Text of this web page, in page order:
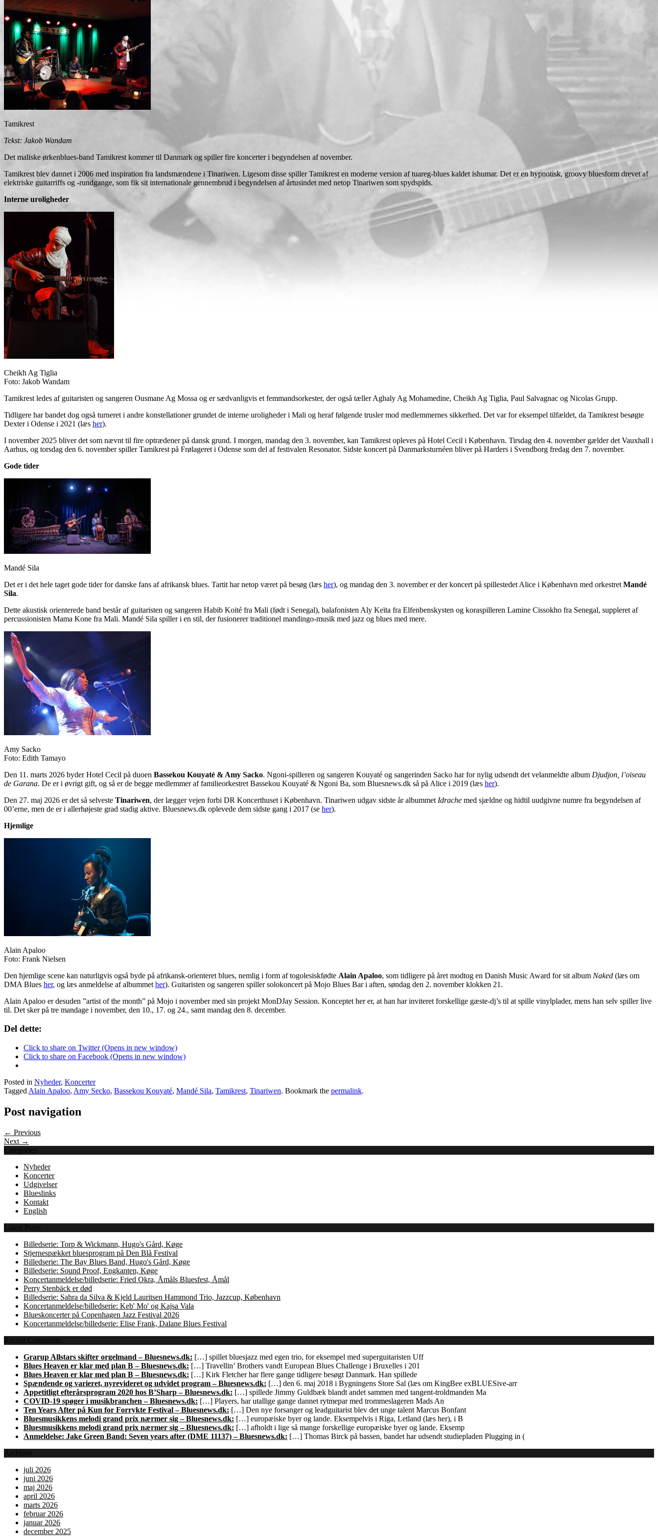
Tamikrest
Tekst: Jakob Wandam
Det maliske ørkenblues-band Tamikrest kommer til Danmark og spiller fire koncerter i begyndelsen af november.
Tamikrest blev dannet i 2006 med inspiration fra landsmændene i Tinariwen. Ligesom disse spiller Tamikrest en moderne version af tuareg-blues kaldet ishumar. Det er en hypnotisk, groovy bluesform drevet af
elektriske guitarriffs og -rundgange, som fik sit internationale gennembrud i begyndelsen af årtusindet med netop Tinariwen som spydspids.
Interne uroligheder
Cheikh Ag Tiglia
Foto: Jakob Wandam
Tamikrest ledes af guitaristen og sangeren Ousmane Ag Mossa og er sædvanligvis et femmandsorkester, der også tæller Aghaly Ag Mohamedine, Cheikh Ag Tiglia, Paul Salvagnac og Nicolas Grupp.
Tidligere har bandet dog også turneret i andre konstellationer grundet de interne uroligheder i Mali og heraf følgende trusler mod medlemmernes sikkerhed. Det var for eksempel tilfældet, da Tamikrest besøgte
Dexter i Odense i 2021 (læs her).
I november 2025 bliver det som nævnt til fire optrædener på dansk grund. I morgen, mandag den 3. november, kan Tamikrest opleves på Hotel Cecil i København. Tirsdag den 4. november gælder det Vauxhall i
Aarhus, og torsdag den 6. november spiller Tamikrest på Frølageret i Odense som del af festivalen Resonator. Sidste koncert på Danmarksturnéen bliver på Harders i Svendborg fredag den 7. november.
Gode tider
Mandé Sila
Det er i det hele taget gode tider for danske fans af afrikansk blues. Tartit har netop været på besøg (læs her), og mandag den 3. november er der koncert på spillestedet Alice i København med orkestret Mandé
Sila.
Dette akustisk orienterede band består af guitaristen og sangeren Habib Koité fra Mali (født i Senegal), balafonisten Aly Keïta fra Elfenbenskysten og koraspilleren Lamine Cissokho fra Senegal, suppleret af
percussionisten Mama Kone fra Mali. Mandé Sila spiller i en stil, der fusionerer traditionel mandingo-musik med jazz og blues med mere.
Amy Sacko
Foto: Edith Tamayo
Den 11. marts 2026 byder Hotel Cecil på duoen Bassekou Kouyaté & Amy Sacko. Ngoni-spilleren og sangeren Kouyaté og sangerinden Sacko har for nylig udsendt det velanmeldte album Djudjon, l’oiseau
de Garana. De er i øvrigt gift, og så er de begge medlemmer af familieorkestret Bassekou Kouyaté & Ngoni Ba, som Bluesnews.dk så på Alice i 2019 (læs her).
Den 27. maj 2026 er det så selveste Tinariwen, der lægger vejen forbi DR Koncerthuset i København. Tinariwen udgav sidste år albummet Idrache med sjældne og hidtil uudgivne numre fra begyndelsen af
00’erne, men de er i allerhøjeste grad stadig aktive. Bluesnews.dk oplevede dem sidste gang i 2017 (se her).
Hjemlige
Alain Apaloo
Foto: Frank Nielsen
Den hjemlige scene kan naturligvis også byde på afrikansk-orienteret blues, nemlig i form af togolesiskfødte Alain Apaloo, som tidligere på året modtog en Danish Music Award for sit album Naked (læs om
DMA Blues her, og læs anmeldelse af albummet her). Guitaristen og sangeren spiller solokoncert på Mojo Blues Bar i aften, søndag den 2. november klokken 21.
Alain Apaloo er desuden ”artist of the month” på Mojo i november med sin projekt MonDJay Session. Konceptet her er, at han har inviteret forskellige gæste-dj’s til at spille vinylplader, mens han selv spiller live
til. Det sker på tre mandage i november, den 10., 17. og 24., samt mandag den 8. december.
Del dette:
Click to share on Twitter (Opens in new window)
Click to share on Facebook (Opens in new window)
Posted in Nyheder, Koncerter
Tagged Alain Apaloo, Amy Secko, Bassekou Kouyaté, Mandé Sila, Tamikrest, Tinariwen. Bookmark the permalink.
Post navigation
← Previous
Next →
Categories
Nyheder
Koncerter
Udgivelser
Blueslinks
Kontakt
English
Latest Posts
Billedserie: Torp & Wickmann, Hugo's Gård, Køge
Stjernespækket bluesprogram på Den Blå Festival
Billedserie: The Bay Blues Band, Hugo's Gård, Køge
Billedserie: Sound Proof, Engkanten, Køge
Koncertanmeldelse/billedserie: Fried Okra, Åmåls Bluesfest, Åmål
Perry Stenbäck er død
Billedserie: Sahra da Silva & Kjeld Lauritsen Hammond Trio, Jazzcup, København
Koncertanmeldelse/billedserie: Keb' Mo' og Kajsa Vala
Blueskoncerter på Copenhagen Jazz Festival 2026
Koncertanmeldelse/billedserie: Elise Frank, Dalane Blues Festival
Recent Comments
Grarup Allstars skifter orgelmand – Bluesnews.dk: […] spillet bluesjazz med egen trio, for eksempel med superguitaristen Uff
Blues Heaven er klar med plan B – Bluesnews.dk: […] Travellin’ Brothers vandt European Blues Challenge i Bruxelles i 201
Blues Heaven er klar med plan B – Bluesnews.dk: […] Kirk Fletcher har flere gange tidligere besøgt Danmark. Han spillede
Spændende og varieret, nyrevideret og udvidet program – Bluesnews.dk: […] den 6. maj 2018 i Bygningens Store Sal (læs om KingBee exBLUESive-arr
Appetitligt efterårsprogram 2020 hos B’Sharp – Bluesnews.dk: […] spillede Jimmy Guldbæk blandt andet sammen med tangent-troldmanden Ma
COVID-19 spøger i musikbranchen – Bluesnews.dk: […] Players, har utallige gange dannet rytmepar med trommeslageren Mads An
Ten Years After på Kun for Forrykte Festival – Bluesnews.dk: […] Den nye forsanger og leadguitarist blev det unge talent Marcus Bonfant
Bluesmusikkens melodi grand prix nærmer sig – Bluesnews.dk: […] europæiske byer og lande. Eksempelvis i Riga, Letland (læs her), i B
Bluesmusikkens melodi grand prix nærmer sig – Bluesnews.dk: […] afholdt i lige så mange forskellige europæiske byer og lande. Eksemp
Anmeldelse: Jake Green Band: Seven years after (DME 11137) – Bluesnews.dk: […] Thomas Birck på bassen, bandet har udsendt studiepladen Plugging in (
Archives
juli 2026
juni 2026
maj 2026
april 2026
marts 2026
februar 2026
januar 2026
december 2025